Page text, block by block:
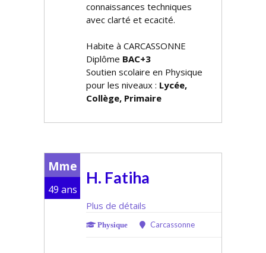
connaissances techniques
avec clarté et efficacité.
Habite à CARCASSONNE
Diplôme BAC+3
Soutien scolaire en Physique
pour les niveaux : Lycée,
Collège, Primaire
Mme
49 ans
H. Fatiha
Plus de détails
Physique Carcassonne